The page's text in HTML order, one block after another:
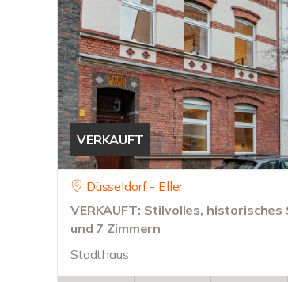
VERKAUFT
Düsseldorf - Eller
VERKAUFT: Stilvolles,
und 7 Zimmern
Stadthaus